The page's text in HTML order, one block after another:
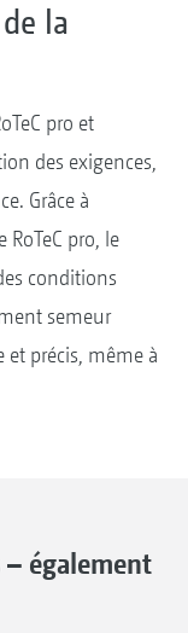
la
pro et
des exigences,
Grâce à
pro, le
conditions
semeur
et précis, même à
également